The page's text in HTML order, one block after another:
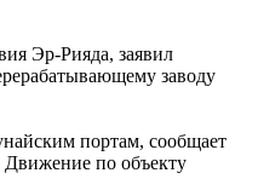
Эр-Рияда, заявил
заводу
портам, сообщает
Движение по объекту